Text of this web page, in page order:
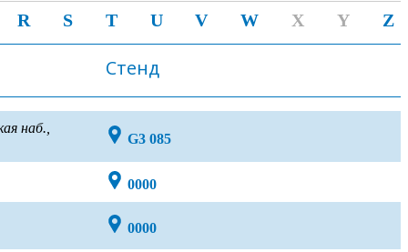
R S T U V W X Y Z
Стенд
наб.,
G3 085
0000
0000